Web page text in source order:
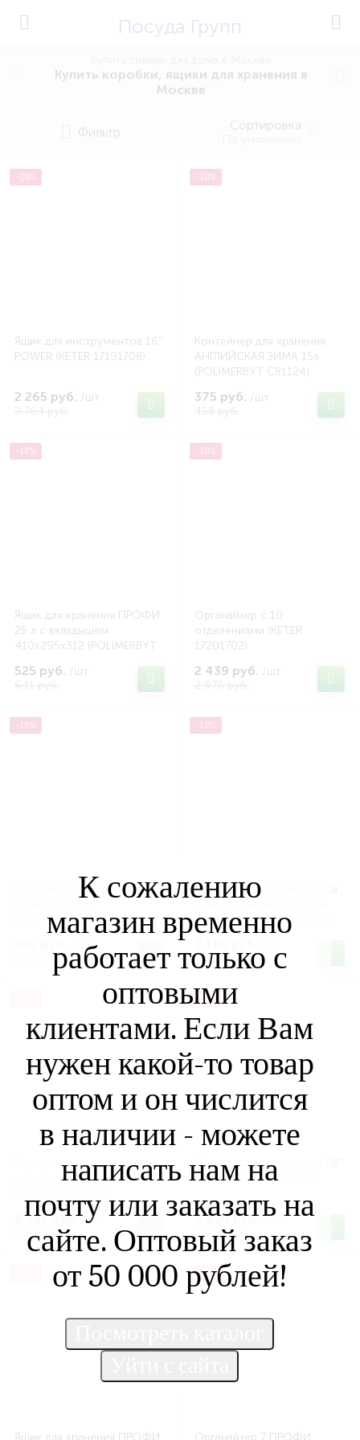
Посуда Групп
Купить коробки, ящики для хранения в
Москве
Фильтр Сортировка
-18%
Ящик для инструментов 16"
POWER (KETER 17191708)
2 265 руб. /шт
2 764 руб.
-18%
Контейнер для хранения
АНГЛИЙСКАЯ ЗИМА 15л
(POLIMERBYT C81124)
375 руб. /шт
458 руб.
-18%
Ящик для хранения ПРОФИ
25 л с вкладышем
410х295х312 (POLIMERBYT
525 руб. /шт
641 руб.
-18%
Органайзер с 10
отделениями (KETER
17201702)
2 439 руб. /шт
2 976 руб.
-18%
Контейнер для хранения
(POLIMERBYT C48501)
/шт
714 руб.
-18%
Ящик для инструментов на
Job Box (KETER 17203037)
8 766 руб.
Ящик для инструментов на
колесах MASTERLOADER
8 035 руб. /шт
9 803 руб.
-18%
Ящик для инструментов 22"
GEAR (KETER 17200382)
4 629 руб. /шт
5 648 руб.
Ящик для хранения ПРОФИ
-18%
Органайзер 7 ПРОФИ
К сожалению
магазин временно
работает только с
оптовыми
клиентами. Если Вам
нужен какой-то товар
оптом и он числится
в наличии - можете
написать нам на
почту или заказать на
сайте. Оптовый заказ
от 50 000 рублей!